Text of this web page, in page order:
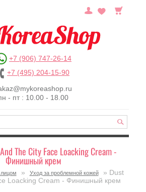
+7 (906) 747-26-14
+7 (495) 204-15-90
- пт : 10.00 - 18.00
The City Face Loacking Cream -
Финишный крем
» Уход за проблемной кожей
» Dust
Loacking Cream - Финишный крем